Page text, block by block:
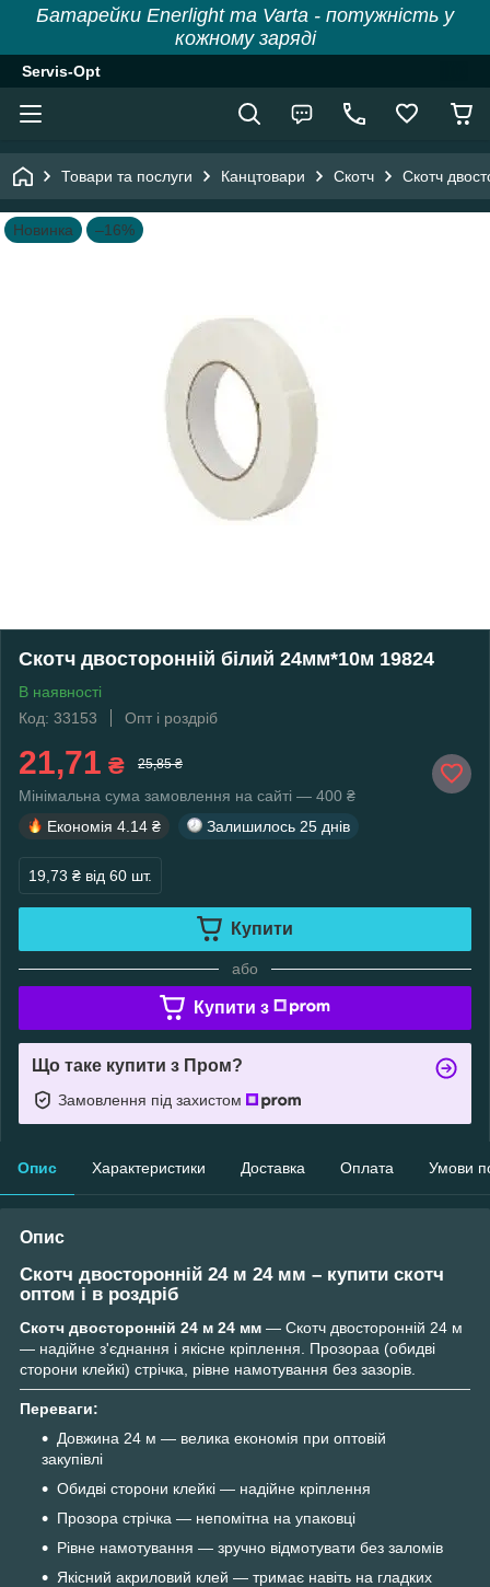
Батарейки Enerlight та Varta - потужність у
кожному заряді
Servis-Opt
Товари та послуги Канцтовари Скотч Скотч
Новинка –16%
Скотч двосторонній білий 24мм*10м 19824
В наявності
Код: 33153
Опт і роздріб
21,71 ₴ 25,85 ₴
Мінімальна сума замовлення на сайті — 400 ₴
Економія 4.14 ₴ Залишилось 25 днів
19,73 ₴ від 60 шт.
Купити
або
Купити з
Що таке купити з Пром?
Замовлення під захистом
Опис Характеристики Доставка Оплата Умови
Опис
Скотч двосторонній 24 м 24 мм – купити скотч
оптом і в роздріб
Скотч двосторонній 24 м 24 мм — Скотч двосторонній 24 м
— надійне з'єднання і якісне кріплення. Прозораа (обидві
сторони клейкі) стрічка, рівне намотування без зазорів.
Переваги:
Довжина 24 м — велика економія при оптовій
закупівлі
Обидві сторони клейкі — надійне кріплення
Прозора стрічка — непомітна на упаковці
Рівне намотування — зручно відмотувати без заломів
Якісний акриловий клей — тримає навіть на гладких